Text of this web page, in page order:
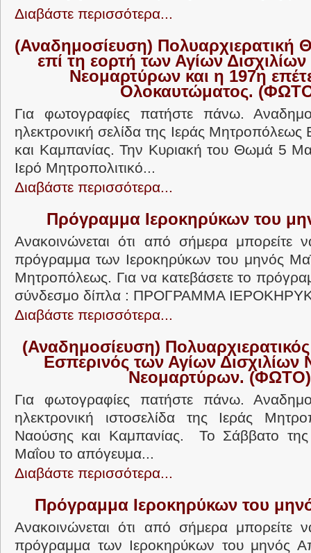
Διαβάστε περισσότερα...
(Αναδημοσίευση) Πολυαρχιερατική
επί τη εορτή των Αγίων
Νεομαρτύρων και η 197η
Ολοκαυτώματος.
Για φωτογραφίες πατήστε πάνω.
ηλεκτρονική σελίδα της Ιεράς
και Καμπανίας. Την Κυριακή του Θωμά 5
Ιερό Μητροπολιτικό...
Διαβάστε περισσότερα...
Πρόγραμμα Ιεροκηρύκων του
Ανακοινώνεται ότι από σήμερα μπορείτε
πρόγραμμα των Ιεροκηρύκων του μηνός
Μητροπόλεως. Για να κατεβάσετε το
σύνδεσμο δίπλα : ΠΡΟΓΡΑΜΜΑ
Διαβάστε περισσότερα...
(Αναδημοσίευση)
Εσπερινός των Αγίων Δισχιλίων
Νεομαρτύρων. (ΦΩΤΟ)
Για φωτογραφίες πατήστε πάνω.
ηλεκτρονική ιστοσελίδα της Ιεράς
Ναούσης και Καμπανίας. Το Σάββατο της
Μαΐου το απόγευμα...
Διαβάστε περισσότερα...
Πρόγραμμα Ιεροκηρύκων του
Ανακοινώνεται ότι από σήμερα μπορείτε
πρόγραμμα των Ιεροκηρύκων του μηνός